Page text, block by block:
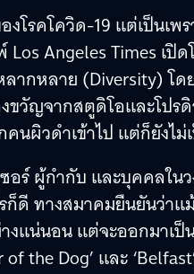
โรคโควิด-19 แต่เป็นเ
Angeles Times เปิด
ากหลาย (Diversity) โ
ขวัญจากสตูดิโอและโป
นผิวดำเข้าไป แต่ก็ยังไ
อร์ ผู้กำกับ และบุคคลใ
ก็ดี ทางสมาคมยืนยันว่า
แน่นอน แต่จะออกมาเป็
the Dog’ และ